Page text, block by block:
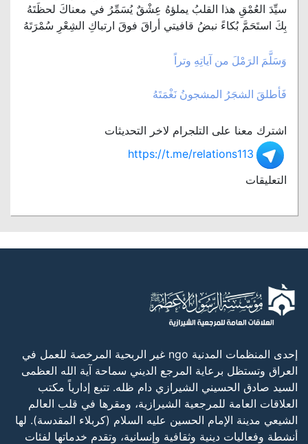
سيِّدَ العُمْقِ هذا القلبُ يملؤهُ عِشْقٌ يُسَمِّرُ في معناكَ لحظَتَهُ
بِكَ استَحَمَّ بُكاءً نبضُ قافيتي أراقَ فوقَ ارتباكِ الشِعْرِ سُمْرَتَهُ
وَسَلَّمَ الرَمْلَ من آياتِهِ وتراً
فَأطلقَ الشجَرُ المشجونُ نَغْمَتَهُ
اشترك معنا على التلجرام لاخر التحديثات
https://t.me/relations113
التعليقات
إحدى المنظمات المدنية ngo غير الربحية المرخصة للعمل في
العراق وتستظل برعاية المرجع الديني سماحة آية الله العظمى
السيد صادق الحسيني الشيرازي دام ظله. تتبع إدارياً مكتب
العلاقات العامة للمرجعية الشيرازية، ومقرها في قلب العالم
الشيعي مدينة الإمام الحسين عليه السلام (كربلاء المقدسة). لها
أنشطة وفعاليات دينية وثقافية وإنسانية، وتقدم خدماتها لفئات